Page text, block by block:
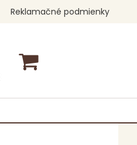
Reklamačné podmienky